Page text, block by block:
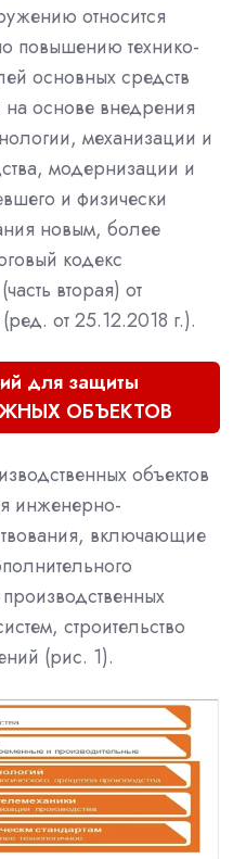
относится
повышению технико-
основных средств
на основе внедрения
механизации и
модернизации и
и физически
новым, более
кодекс
вторая) от
от 25.12.2018 г.).
для защиты
ОБЪЕКТОВ
объектов
инженерно-
включающие
строительство
(рис. 1).